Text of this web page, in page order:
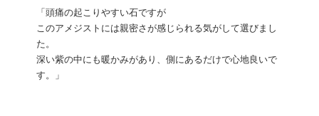
「頭痛の起こりやすい石ですが
このアメジストには親密さが感じられる気がして選びまし
た。
深い紫の中にも暖かみがあり、側にあるだけで心地良いで
す。」